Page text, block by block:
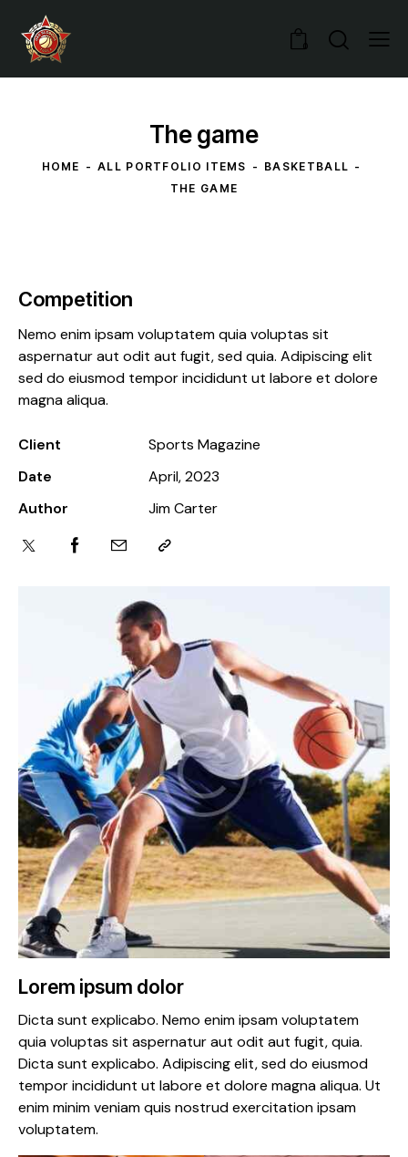
0
The game
HOME ALL PORTFOLIO ITEMS
BASKETBALL
THE GAME
Competition
Nemo enim ipsam voluptatem quia voluptas sit
aspernatur aut odit aut fugit, sed quia. Adipiscing elit
sed do eiusmod tempor incididunt ut labore et dolore
magna aliqua.
Client
Sports Magazine
Date
April, 2023
Author
Jim Carter
Lorem ipsum dolor
Dicta sunt explicabo. Nemo enim ipsam voluptatem
quia voluptas sit aspernatur aut odit aut fugit, quia.
Dicta sunt explicabo. Adipiscing elit, sed do eiusmod
tempor incididunt ut labore et dolore magna aliqua. Ut
enim minim veniam quis nostrud exercitation ipsam
voluptatem.